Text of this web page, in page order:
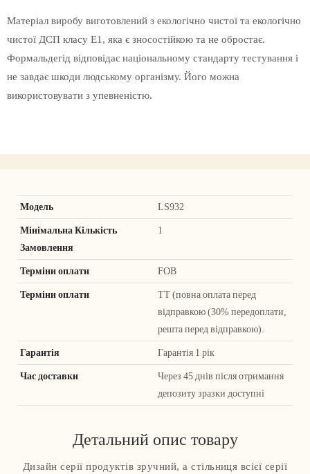
Матеріал виробу виготовлений з екологічно чистої та екологічно
чистої ДСП класу Е1, яка є зносостійкою та не обростає.
Формальдегід відповідає національному стандарту тестування і
не завдає шкоди людському організму. Його можна
використовувати з упевненістю.
Модель LS932
Мінімальна Кількість
Замовлення
1
Терміни оплати FOB
Терміни оплати
ТТ (повна оплата перед
відправкою (30% передоплати,
решта перед відправкою).
Гарантія Гарантія 1 рік
Час доставки
Через 45 днів після отримання
депозиту зразки доступні
Детальний опис товару
Дизайн серії продуктів зручний, а стільниця всієї серії